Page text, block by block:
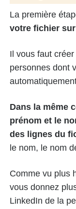
La première
votre fichier
Il vous faut
personnes dont
Dans la même
prénom et le
des lignes du
le nom, le nom
Comme vu plus
vous donnez
LinkedIn de la